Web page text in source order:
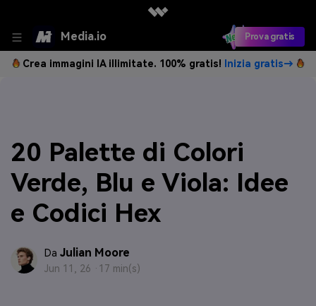
Media.io Prova gratis
Crea immagini IA illimitate. 100% gratis! Inizia gratis→
20 Palette di Colori
Verde, Blu e Viola: Idee
e Codici Hex
Da Julian Moore
Jun 11, 26 · 17 min(s)